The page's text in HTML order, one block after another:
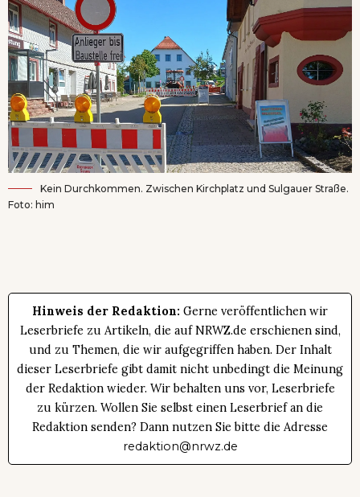
Kein Durchkommen. Zwischen Kirchplatz und Sulgauer Straße.
Foto: him
Hinweis der Redaktion: Gerne veröffentlichen wir
Leserbriefe zu Artikeln, die auf NRWZ.de erschienen sind,
und zu Themen, die wir aufgegriffen haben. Der Inhalt
dieser Leserbriefe gibt damit nicht unbedingt die Meinung
der Redaktion wieder. Wir behalten uns vor, Leserbriefe
zu kürzen. Wollen Sie selbst einen Leserbrief an die
Redaktion senden? Dann nutzen Sie bitte die Adresse
redaktion@nrwz.de